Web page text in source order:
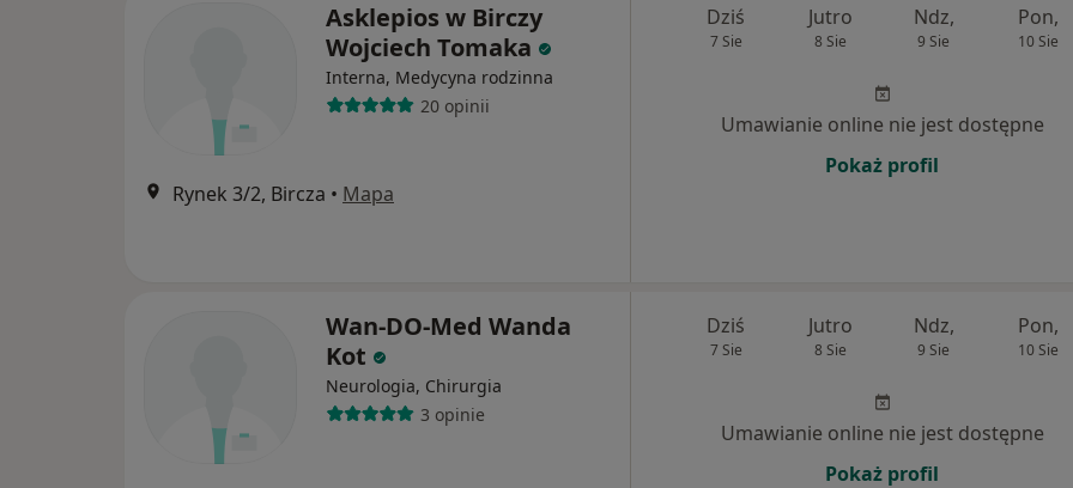
Asklepios w Birczy
Wojciech Tomaka
Interna, Medycyna rodzinna
20 opinii
Rynek 3/2, Bircza • Mapa
Dziś
7 Sie
Jutro
8 Sie
Ndz,
9 Sie
Pon,
10 Sie
Umawianie online nie jest dostępne
Pokaż profil
Wan-DO-Med Wanda
Kot
Neurologia, Chirurgia
3 opinie
Dziś
7 Sie
Jutro
8 Sie
Ndz,
9 Sie
Pon,
10 Sie
Umawianie online nie jest dostępne
Pokaż profil